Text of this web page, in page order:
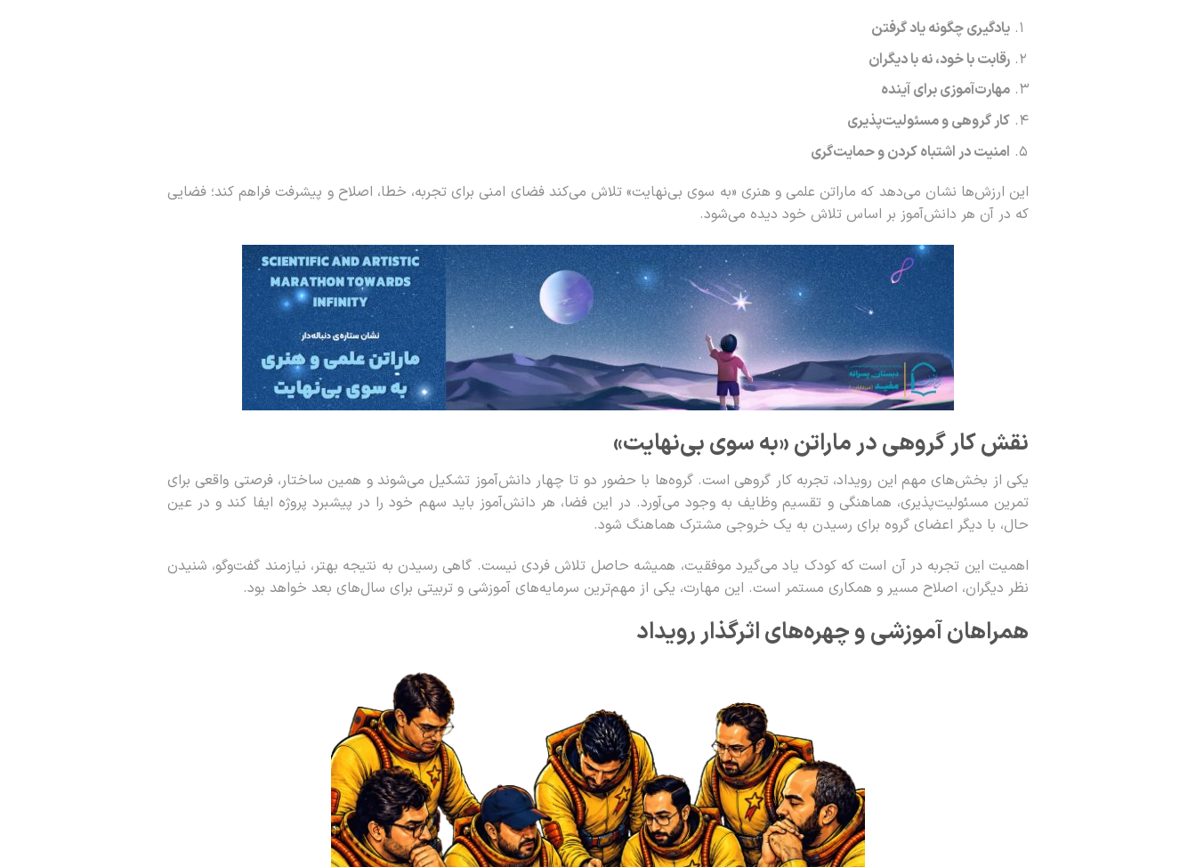
یادگیری چگونه یاد گرفتن
رقابت با خود، نه با دیگران
مهارت‌آموزی برای آینده
کار گروهی و مسئولیت‌پذیری
امنیت در اشتباه کردن و حمایت‌گری
این ارزش‌ها نشان می‌دهد که ماراتن علمی و هنری «به سوی بی‌نهایت» تلاش می‌کند فضای امنی برای تجربه، خطا، اصلاح و پیشرفت فراهم کند؛ فضایی
که در آن هر دانش‌آموز بر اساس تلاش خود دیده می‌شود.
نقش کار گروهی در ماراتن «به سوی بی‌نهایت»
یکی از بخش‌های مهم این رویداد، تجربه کار گروهی است. گروه‌ها با حضور دو تا چهار دانش‌آموز تشکیل می‌شوند و همین ساختار، فرصتی واقعی برای
تمرین مسئولیت‌پذیری، هماهنگی و تقسیم وظایف به وجود می‌آورد. در این فضا، هر دانش‌آموز باید سهم خود را در پیشبرد پروژه ایفا کند و در عین
حال، با دیگر اعضای گروه برای رسیدن به یک خروجی مشترک هماهنگ شود.
اهمیت این تجربه در آن است که کودک یاد می‌گیرد موفقیت، همیشه حاصل تلاش فردی نیست. گاهی رسیدن به نتیجه بهتر، نیازمند گفت‌وگو، شنیدن
نظر دیگران، اصلاح مسیر و همکاری مستمر است. این مهارت، یکی از مهم‌ترین سرمایه‌های آموزشی و تربیتی برای سال‌های بعد خواهد بود.
همراهان آموزشی و چهره‌های اثرگذار رویداد